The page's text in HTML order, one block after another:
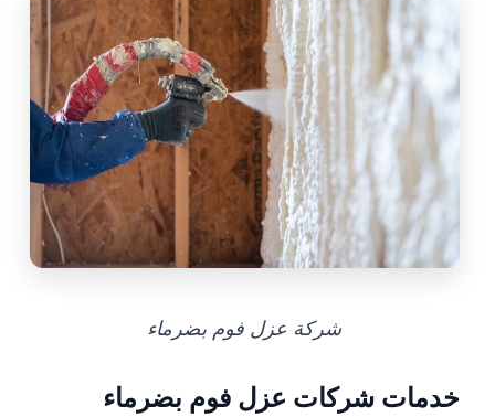
شركة عزل فوم بضرماء
خدمات شركات عزل فوم بضرماء